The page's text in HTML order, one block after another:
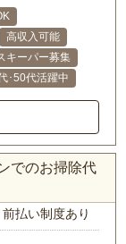
高収入可能
キーパー募集
･50代活躍中
でのお掃除代
前払い制度あり